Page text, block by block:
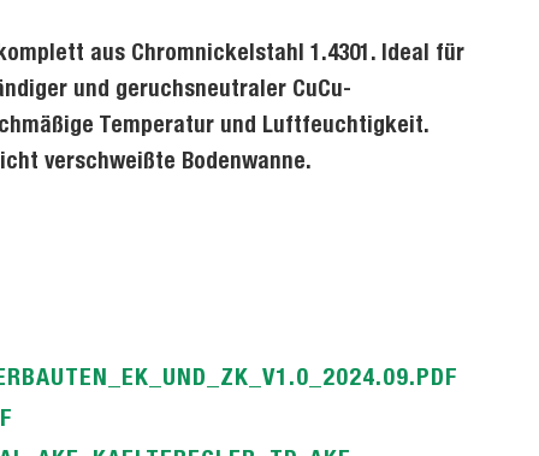
aus Chromnickelstahl 1.4301. Ideal für
und geruchsneutraler CuCu-
Temperatur und Luftfeuchtigkeit.
verschweißte Bodenwanne.